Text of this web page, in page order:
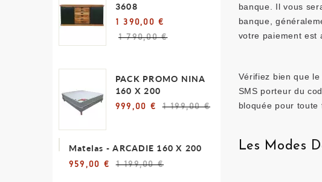
3608
1 390,00 €
1 790,00 €
PACK PROMO NINA
160 X 200
999,00 € 1 199,00 €
Matelas - ARCADIE 160 X 200
959,00 € 1 199,00 €
banque. Il vous
banque,
votre paiement est
Vérifiez bien que
SMS porteur du
bloquée pour
Les Modes